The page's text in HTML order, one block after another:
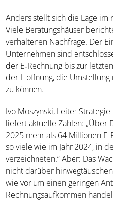
Anders stellt sich die Lage im
Viele Beratungshäuser
verhaltenen Nachfrage. Der
Unternehmen sind
der E‑Rechnung bis zur
der Hoffnung, die
zu können.
Ivo Moszynski, Leiter
liefert aktuelle Zahlen: „Über
2025 mehr als 64 Millionen E-
so viele wie im Jahr 2024, in
verzeichneten.“ Aber: Das
nicht darüber
wie vor um einen geringen
Rechnungsaufkommen